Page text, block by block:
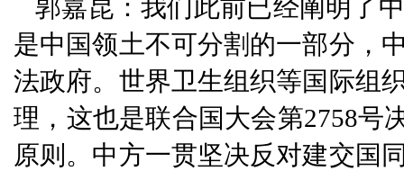
郭嘉昆：我们此前已经阐明了
是中国领土不可分割的一部分，
法政府。世界卫生组织等国际组
理，这也是联合国大会第2758号
原则。中方一贯坚决反对建交国